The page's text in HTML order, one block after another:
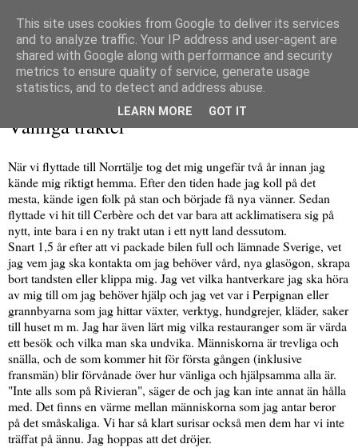
Vänliga trakter
När vi flyttade till Norrtälje tog det mig ungefär två år innan jag
kände mig riktigt hemma. Efter den tiden hade jag koll på det
mesta, kände igen folk på stan och började få nya vänner. Sedan
flyttade vi hit till Cerbère och det var bara att acklimatisera sig på
nytt, inte bara i en ny trakt utan i ett nytt land dessutom.
Snart 1,5 år efter att vi packade bilen full och lämnade Sverige, vet
jag vem jag ska kontakta om jag behöver vård, nya glasögon, skrapa
bort tandsten eller klippa mig. Jag vet vilka hantverkare jag ska höra
av mig till om jag behöver hjälp och jag vet var i Perpignan eller
grannbyarna som jag hittar växter, verktyg, hundgrejer, kläder, saker
till huset m m. Jag har även lärt mig vilka restauranger som är värda
ett besök och vilka man ska undvika. Människorna är trevliga och
snälla, och de som kommer hit för första gången (inklusive
fransmän) blir förvånade över hur vänliga och hjälpsamma alla är.
"Inte alls som på Rivieran", säger de och jag kan inte annat än hålla
med. Det finns en värme mellan människorna som jag antar beror
på det småskaliga. Vi har så klart surisar också men dem har vi inte
träffat på ännu. Jag hoppas att det dröjer.
This site uses cookies from Google to deliver its services
and to analyze traffic. Your IP address and user-agent are
shared with Google along with performance and security
metrics to ensure quality of service, generate usage
statistics, and to detect and address abuse.
LEARN MORE GOT IT